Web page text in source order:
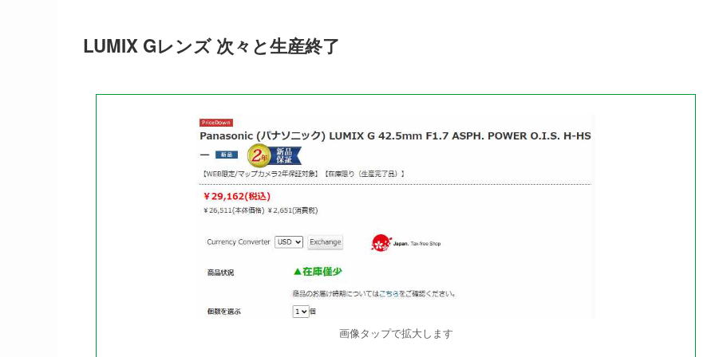
LUMIX Gレンズ 次々と生産終了
画像タップで拡大します